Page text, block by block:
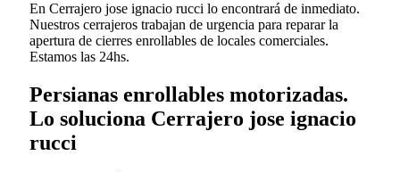
En Cerrajero jose ignacio rucci lo encontrará de inmediato.
Nuestros cerrajeros trabajan de urgencia para reparar la
apertura de cierres enrollables de locales comerciales.
Estamos las 24hs.
Persianas enrollables motorizadas.
Lo soluciona Cerrajero jose ignacio
rucci